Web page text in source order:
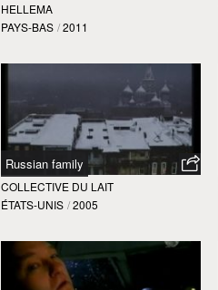
HELLEMA
PAYS-BAS / 2011
Russian family
COLLECTIVE DU LAIT
ÉTATS-UNIS / 2005